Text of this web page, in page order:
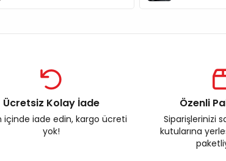
Ücretsiz Kolay İade
içinde iade edin, kargo ücreti
yok!
Özenli
Siparişlerinizi
kutularına